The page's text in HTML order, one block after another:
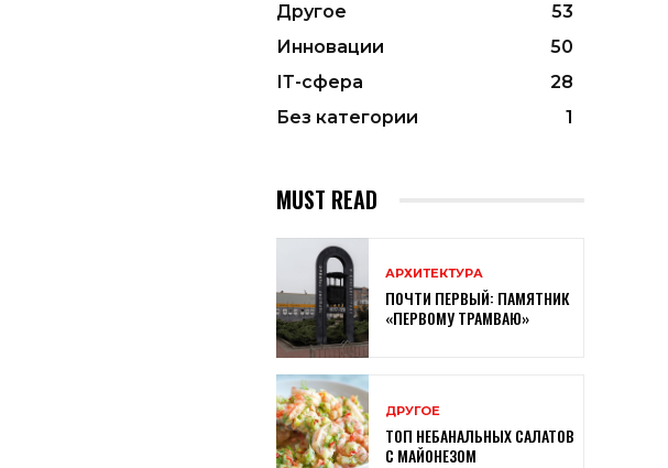
Другое
53
Инновации
50
ІТ-сфера
28
Без категории
1
MUST READ
АРХИТЕКТУРА
ПОЧТИ ПЕРВЫЙ: ПАМЯТНИК
«ПЕРВОМУ ТРАМВАЮ»
ДРУГОЕ
ТОП НЕБАНАЛЬНЫХ САЛАТОВ
С МАЙОНЕЗОМ